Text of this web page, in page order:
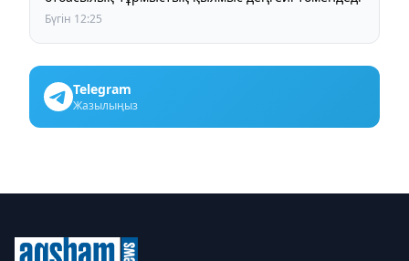
Бүгін 12:25
Telegram
Жазылыңыз